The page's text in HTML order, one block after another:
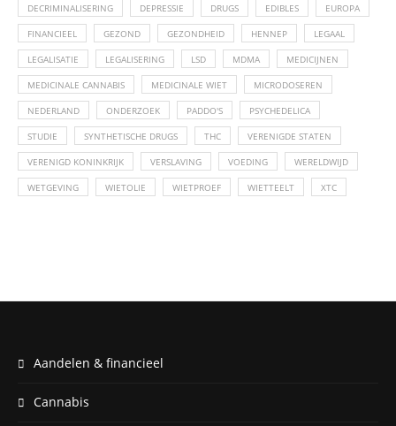
DECRIMINALISERING DEPRESSIE DRUGS EDIBLES EUROPA
FINANCIEEL GEZOND GEZONDHEID HENNEP LEGAAL
LEGALISATIE LEGALISERING LSD MDMA MEDICIJNEN
MEDICINALE CANNABIS MEDICINALE WIET MICRODOSEREN
NEDERLAND ONDERZOEK PADDO'S PSYCHEDELICA
STUDIE SYNTHETISCHE DRUGS THC VERENIGDE STATEN
VERENIGD KONINKRIJK VERSLAVING VOEDING WERELDWIJD
WETGEVING WIETOLIE WIETPROEF WIETTEELT XTC
Aandelen & financieel
Cannabis